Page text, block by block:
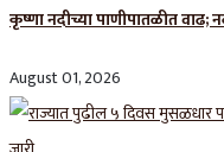
कृष्णा नदीच्या पाणीपातळीत वाढ;
August 01, 2026